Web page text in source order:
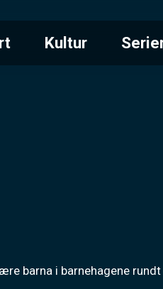
Kultur
barna i barnehagene